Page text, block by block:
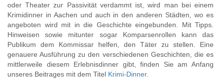
oder Theater zur Passivität verdammt ist, wird man bei einem
Krimidinner in Aachen und auch in den anderen Städten, wo es
angeboten wird mit in die Geschichte eingebunden. Mit Tipps.
Hinweisen sowie mitunter sogar Komparsenrollen kann das
Publikum dem Kommissar helfen, den Täter zu stellen. Eine
genauere Ausführung zu den verschiedenen Geschichten, die es
mittlerweile diesem Erlebnisdinner gibt, finden Sie am Anfang
unseres Beitrages mit dem Titel Krimi-Dinner.